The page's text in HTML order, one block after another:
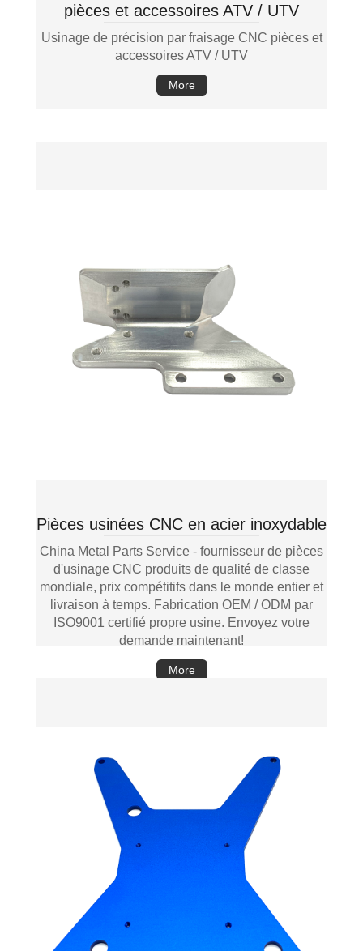
pièces et accessoires ATV / UTV
Usinage de précision par fraisage CNC pièces et
accessoires ATV / UTV
More
Pièces usinées CNC en acier inoxydable
China Metal Parts Service - fournisseur de pièces
d'usinage CNC produits de qualité de classe
mondiale, prix compétitifs dans le monde entier et
livraison à temps. Fabrication OEM / ODM par
ISO9001 certifié propre usine. Envoyez votre
demande maintenant!
More